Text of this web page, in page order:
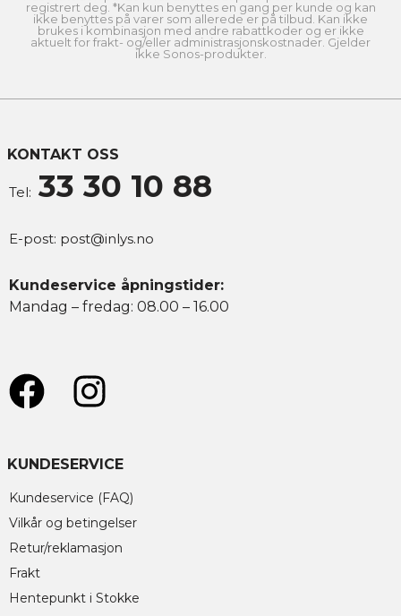
registrert deg. *Kan kun benyttes en gang per kunde og kan
ikke benyttes på varer som allerede er på tilbud. Kan ikke
brukes i kombinasjon med andre rabattkoder og er ikke
aktuelt for frakt- og/eller administrasjonskostnader. Gjelder
ikke Sonos-produkter.
KONTAKT OSS
Tel: 33 30 10 88
E-post: post@inlys.no
Kundeservice åpningstider:
Mandag – fredag: 08.00 – 16.00
KUNDESERVICE
Kundeservice (FAQ)
Vilkår og betingelser
Retur/reklamasjon
Frakt
Hentepunkt i Stokke